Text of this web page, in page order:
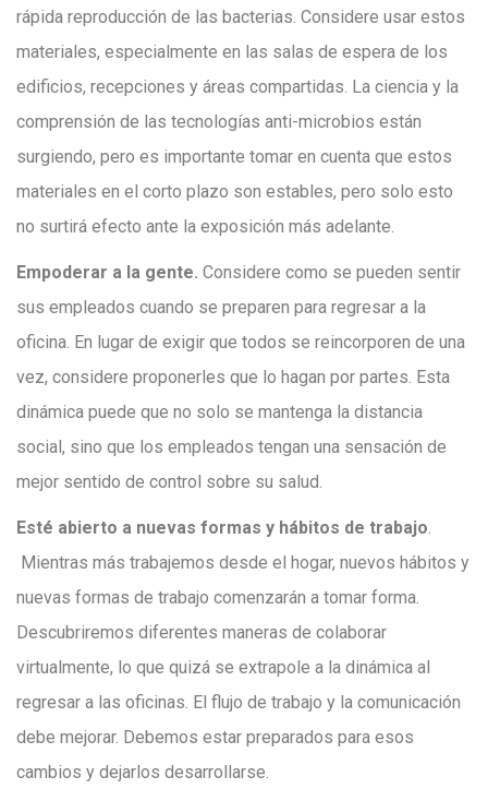
rápida reproducción de las bacterias. Considere usar estos
materiales, especialmente en las salas de espera de los
edificios, recepciones y áreas compartidas. La ciencia y la
comprensión de las tecnologías anti-microbios están
surgiendo, pero es importante tomar en cuenta que estos
materiales en el corto plazo son estables, pero solo esto
no surtirá efecto ante la exposición más adelante.
Empoderar a la gente. Considere como se pueden sentir
sus empleados cuando se preparen para regresar a la
oficina. En lugar de exigir que todos se reincorporen de una
vez, considere proponerles que lo hagan por partes. Esta
dinámica puede que no solo se mantenga la distancia
social, sino que los empleados tengan una sensación de
mejor sentido de control sobre su salud.
Esté abierto a nuevas formas y hábitos de trabajo.
Mientras más trabajemos desde el hogar, nuevos hábitos y
nuevas formas de trabajo comenzarán a tomar forma.
Descubriremos diferentes maneras de colaborar
virtualmente, lo que quizá se extrapole a la dinámica al
regresar a las oficinas. El flujo de trabajo y la comunicación
debe mejorar. Debemos estar preparados para esos
cambios y dejarlos desarrollarse.